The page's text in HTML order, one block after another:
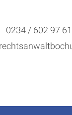
0234 / 602 97 61